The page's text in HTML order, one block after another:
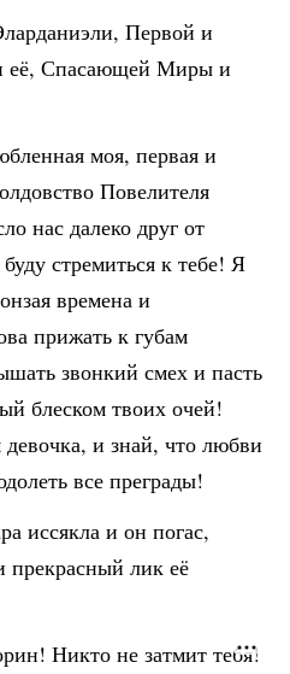
Первой и
её, Спасающей Миры и
моя, первая и
Повелителя
нас далеко друг от
стремиться к тебе! Я
времена и
прижать к губам
звонкий смех и пасть
блеском твоих очей!
и знай, что любви
все преграды!
иссякла и он погас,
прекрасный лик её
Никто не затмит тебя!